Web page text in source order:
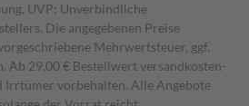
UVP: Unverbindliche
Die angegebenen Preise
Mehrwertsteuer, ggf.
Ab 29,00 € Bestell­wert versand­kosten­
Irrtümer vorbehalten. Alle Angebote